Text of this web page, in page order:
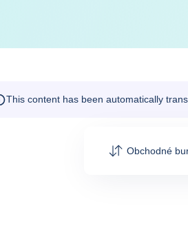
This content has been automatically
Obchodné